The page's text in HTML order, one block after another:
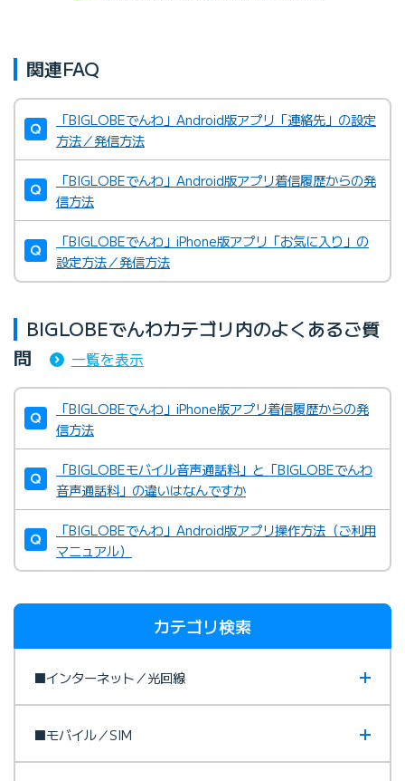
関連FAQ
「BIGLOBEでんわ」Android版アプリ「連絡先」の設定
方法／発信方法
「BIGLOBEでんわ」Android版アプリ着信履歴からの発
信方法
「BIGLOBEでんわ」iPhone版アプリ「お気に入り」の
設定方法／発信方法
BIGLOBEでんわカテゴリ内のよくあるご質
問
一覧を表示
「BIGLOBEでんわ」iPhone版アプリ着信履歴からの発
信方法
「BIGLOBEモバイル音声通話料」と「BIGLOBEでんわ
音声通話料」の違いはなんですか
「BIGLOBEでんわ」Android版アプリ操作方法（ご利用
マニュアル）
カテゴリ検索
■インターネット／光回線
■モバイル／SIM